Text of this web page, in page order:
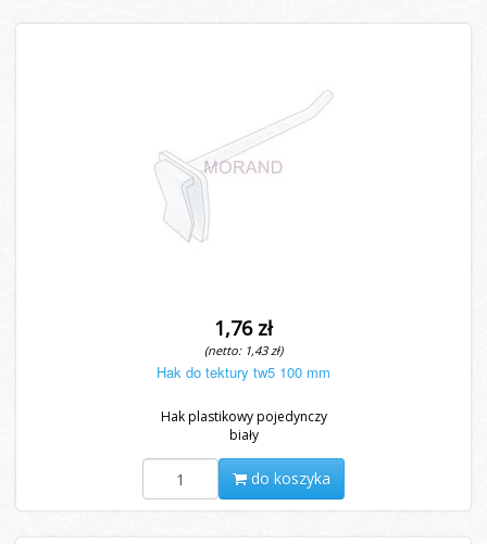
1,76 zł
(netto: 1,43 zł)
Hak do tektury tw5 100 mm
Hak plastikowy pojedynczy
biały
do koszyka